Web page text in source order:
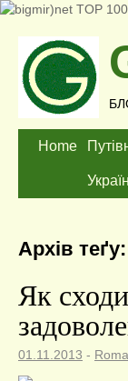
Home
Архів
Як
01.11.2013 -